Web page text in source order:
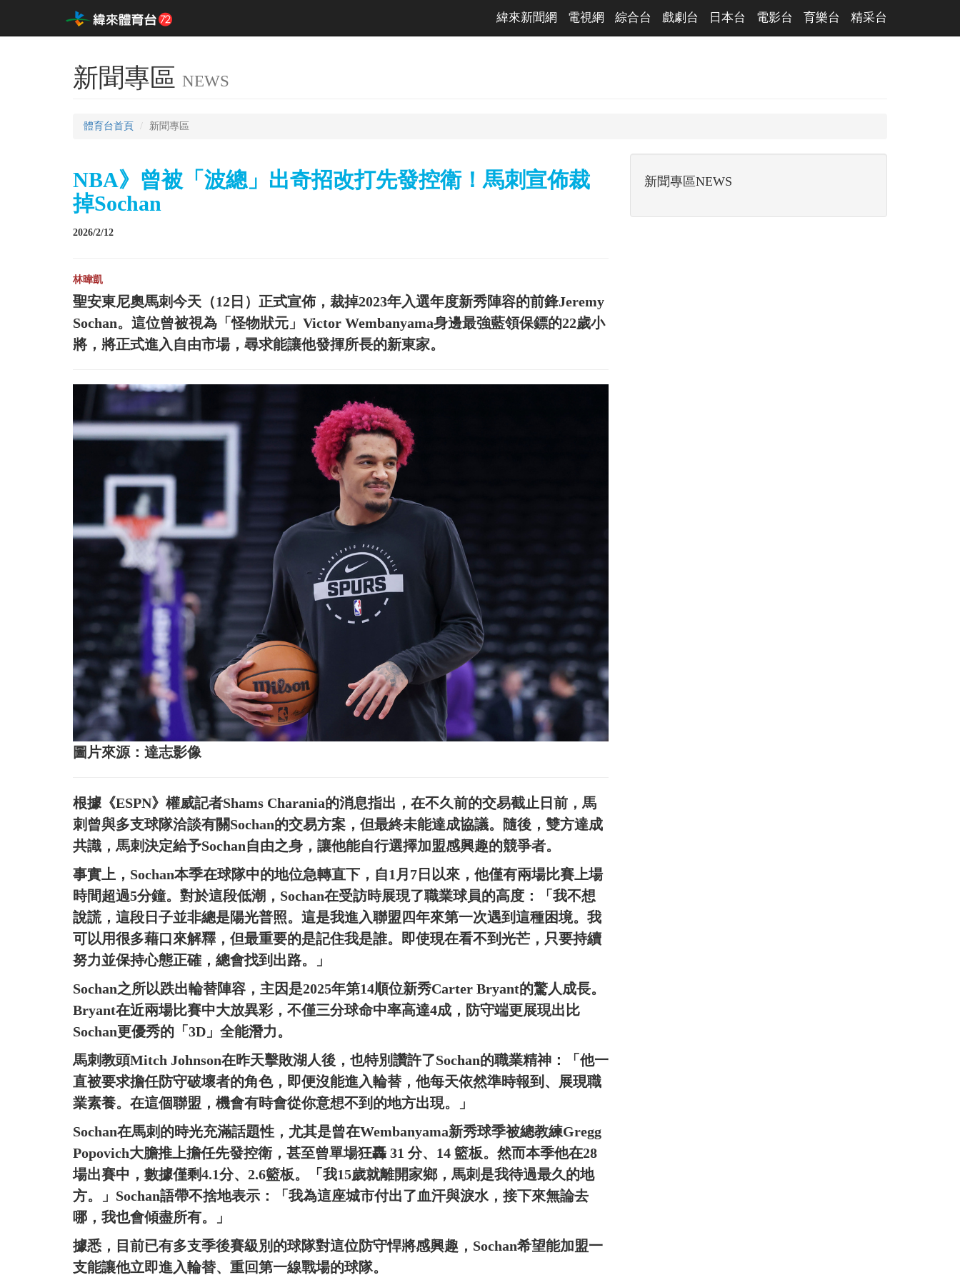
緯來新聞網 電視網 綜合台 戲劇台 日本台 電影台 育樂台 精采台
新聞專區 NEWS
體育台首頁 新聞專區
NBA》曾被「波總」出奇招改打先發控衛！馬刺宣佈裁
掉Sochan
2026/2/12
林暐凱
聖安東尼奧馬刺今天（12日）正式宣佈，裁掉2023年入選年度新秀陣容的前鋒Jeremy
Sochan。這位曾被視為「怪物狀元」Victor Wembanyama身邊最強藍領保鏢的22歲小
將，將正式進入自由市場，尋求能讓他發揮所長的新東家。
圖片來源：達志影像
根據《ESPN》權威記者Shams Charania的消息指出，在不久前的交易截止日前，馬
刺曾與多支球隊洽談有關Sochan的交易方案，但最終未能達成協議。隨後，雙方達成
共識，馬刺決定給予Sochan自由之身，讓他能自行選擇加盟感興趣的競爭者。
事實上，Sochan本季在球隊中的地位急轉直下，自1月7日以來，他僅有兩場比賽上場
時間超過5分鐘。對於這段低潮，Sochan在受訪時展現了職業球員的高度：「我不想
說謊，這段日子並非總是陽光普照。這是我進入聯盟四年來第一次遇到這種困境。我
可以用很多藉口來解釋，但最重要的是記住我是誰。即使現在看不到光芒，只要持續
努力並保持心態正確，總會找到出路。」
Sochan之所以跌出輪替陣容，主因是2025年第14順位新秀Carter Bryant的驚人成長。
Bryant在近兩場比賽中大放異彩，不僅三分球命中率高達4成，防守端更展現出比
Sochan更優秀的「3D」全能潛力。
馬刺教頭Mitch Johnson在昨天擊敗湖人後，也特別讚許了Sochan的職業精神：「他一
直被要求擔任防守破壞者的角色，即便沒能進入輪替，他每天依然準時報到、展現職
業素養。在這個聯盟，機會有時會從你意想不到的地方出現。」
Sochan在馬刺的時光充滿話題性，尤其是曾在Wembanyama新秀球季被總教練Gregg
Popovich大膽推上擔任先發控衛，甚至曾單場狂轟 31 分、14 籃板。然而本季他在28
場出賽中，數據僅剩4.1分、2.6籃板。「我15歲就離開家鄉，馬刺是我待過最久的地
方。」Sochan語帶不捨地表示：「我為這座城市付出了血汗與淚水，接下來無論去
哪，我也會傾盡所有。」
據悉，目前已有多支季後賽級別的球隊對這位防守悍將感興趣，Sochan希望能加盟一
支能讓他立即進入輪替、重回第一線戰場的球隊。
新聞專區NEWS